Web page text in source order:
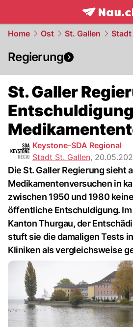
frontpage.
Home Ost St. Gallen Stadt
Regierung
St. Galler
Keystone-SDA Regional
Stadt St. Gallen,
Die St. Galler Regierung sieht
Medikamentenversuchen in
zwischen 1950 und 1980
öffentliche Entschuldigung.
Kanton Thurgau, der
stuft sie die damaligen Tests
Kliniken als vergleichsweise